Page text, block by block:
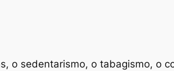
o sedentarismo, o tabagismo, o